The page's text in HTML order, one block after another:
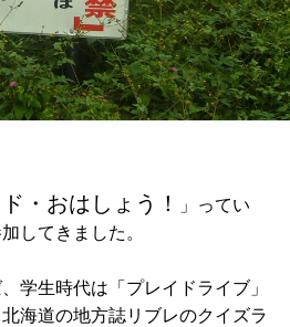
・おはしょう！
」ってい
してきました。
学生時代は「プレイドライブ」
海道の地方誌リブレのクイズラ